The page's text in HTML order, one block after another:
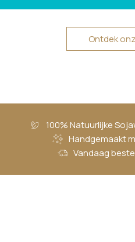
Ontdek
100% Natuurlijke
Handgemaakt
Vandaag